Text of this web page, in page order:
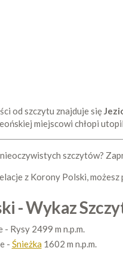
od szczytu znajduje się
miejscowi chłopi
szczytów?
z Korony Polski,
- Wykaz
- Rysy 2499 m n.p.m.
- Śnieżka1602 m n.p.m.